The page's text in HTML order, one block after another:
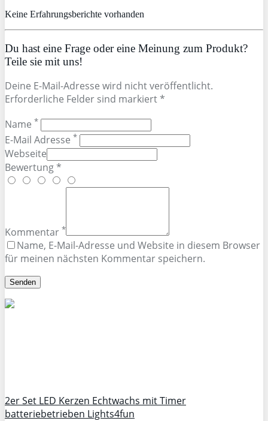
Keine Erfahrungsberichte vorhanden
Du hast eine Frage oder eine Meinung zum Produkt?
Teile sie mit uns!
Deine E-Mail-Adresse wird nicht veröffentlicht.
Erforderliche Felder sind markiert *
Name *
E-Mail Adresse *
Webseite
Bewertung *
Kommentar *
Name, E-Mail-Adresse und Website in diesem Browser
für meinen nächsten Kommentar speichern.
2er Set LED Kerzen Echtwachs mit Timer
batteriebetrieben Lights4fun